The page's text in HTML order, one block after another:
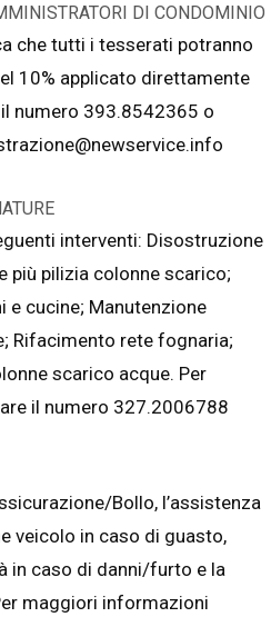
DI CONDOMINIO
che tutti i tesserati potranno
10% applicato direttamente
numero 393.8542365 o
interventi: Disostruzione
più pilizia colonne scarico;
e cucine; Manutenzione
Rifacimento rete fognaria;
scarico acque. Per
il numero 327.2006788
Bollo, l’assistenza
veicolo in caso di guasto,
in caso di danni/furto e la
maggiori informazioni